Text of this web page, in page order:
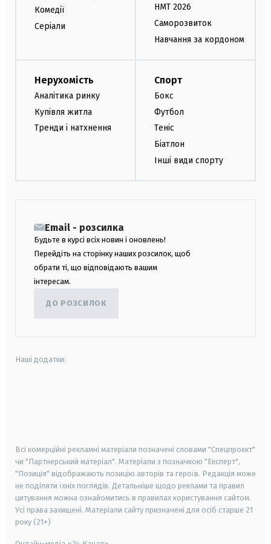
Комедії
Серіали
НМТ 2026
Саморозвиток
Навчання за кордоном
Нерухомість
Аналітика ринку
Купівля житла
Тренди і натхнення
Спорт
Бокс
Футбол
Теніс
Біатлон
Інші види спорту
Email - розсилка
Будьте в курсі всіх новин і оновлень!
Перейдіть на сторінку наших розсилок, щоб
обрати ті, що відповідають вашим
інтересам.
ДО РОЗСИЛОК
Наші додатки:
Всі комерційні рекламні матеріали позначені словами "Спецпроєкт"
чи "Партнерський матеріал". Матеріали з позначкою "Експерт",
"Позиція" відображають позицію авторів та героїв. Редакція може
не поділяти їхніх поглядів. Детальніше щодо реклами та правил
цитування можна ознайомитись в правилах користування сайтом.
Усі права захищені. Матеріали сайту призначені для осіб старше 21
року (21+)